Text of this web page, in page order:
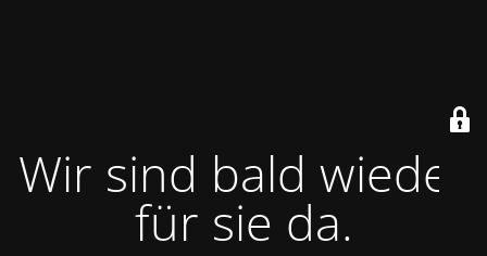
Wir sind bald wieder
für sie da.